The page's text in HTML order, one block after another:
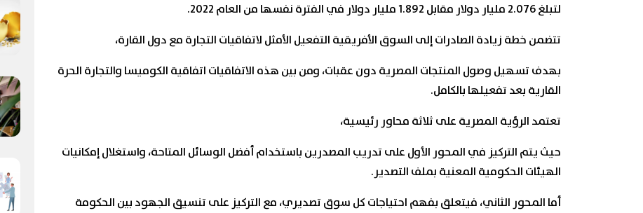
لتبلغ 2.076 مليار دولار مقابل 1.892 مليار دولار في الفترة نفسها من العام 2022.
تتضمن خطة زيادة الصادرات إلى السوق الأفريقية التفعيل الأمثل لاتفاقيات التجارة مع دول القارة،
بهدف تسهيل وصول المنتجات المصرية دون عقبات، ومن بين هذه الاتفاقيات اتفاقية الكوميسا والتجارة الحرة
القارية بعد تفعيلها بالكامل.
تعتمد الرؤية المصرية على ثلاثة محاور رئيسية،
حيث يتم التركيز في المحور الأول على تدريب المصدرين باستخدام أفضل الوسائل المتاحة، واستغلال إمكانيات
الهيئات الحكومية المعنية بملف التصدير.
أما المحور الثاني، فيتعلق بفهم احتياجات كل سوق تصديري، مع التركيز على تنسيق الجهود بين الحكومة